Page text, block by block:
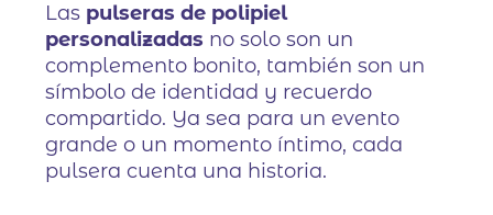
Las pulseras de polipiel
personalizadas no solo son un
complemento bonito, también son un
símbolo de identidad y recuerdo
compartido. Ya sea para un evento
grande o un momento íntimo, cada
pulsera cuenta una historia.